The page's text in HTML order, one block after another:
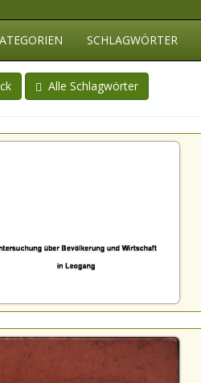
SCHLAGWÖRTER
Alle Schlagwörter